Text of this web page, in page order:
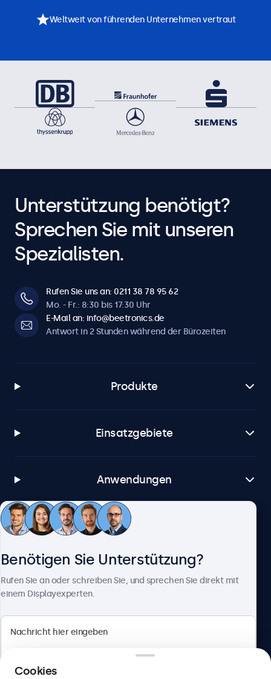
Weltweit von führenden Unternehmen vertraut
Unterstützung benötigt?
Sprechen Sie mit unseren
Spezialisten.
Rufen Sie uns an: 0211 38 78 95 62
Mo. - Fr.: 8:30 bis 17:30 Uhr
E-Mail an: info@beetronics.de
Antwort in 2 Stunden während der Bürozeiten
Produkte
Einsatzgebiete
Anwendungen
Kundenservice
Berliner Allee 59, 40212 Düsseldorf, Deutschland
Benötigen Sie Unterstützung?
Rufen Sie an oder schreiben Sie, und sprechen Sie direkt mit
einem Displayexperten.
Cookies